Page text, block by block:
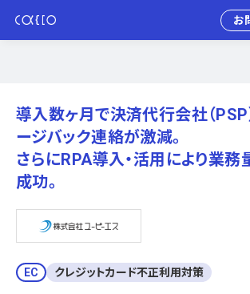
お
導入数ヶ月で決済代行会社（PSP
ージバック連絡が激減。
さらにRPA導入・活用により業務
成功。
EC クレジットカード不正利用対策